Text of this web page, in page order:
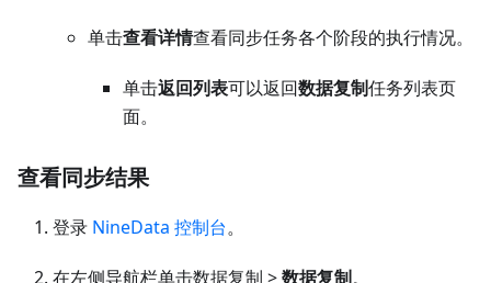
单击查看详情查看同步任务各个阶段的执行情况。
单击返回列表可以返回数据复制任务列表页
面。
查看同步结果
登录 NineData 控制台。
在左侧导航栏单击数据复制 >数据复制。